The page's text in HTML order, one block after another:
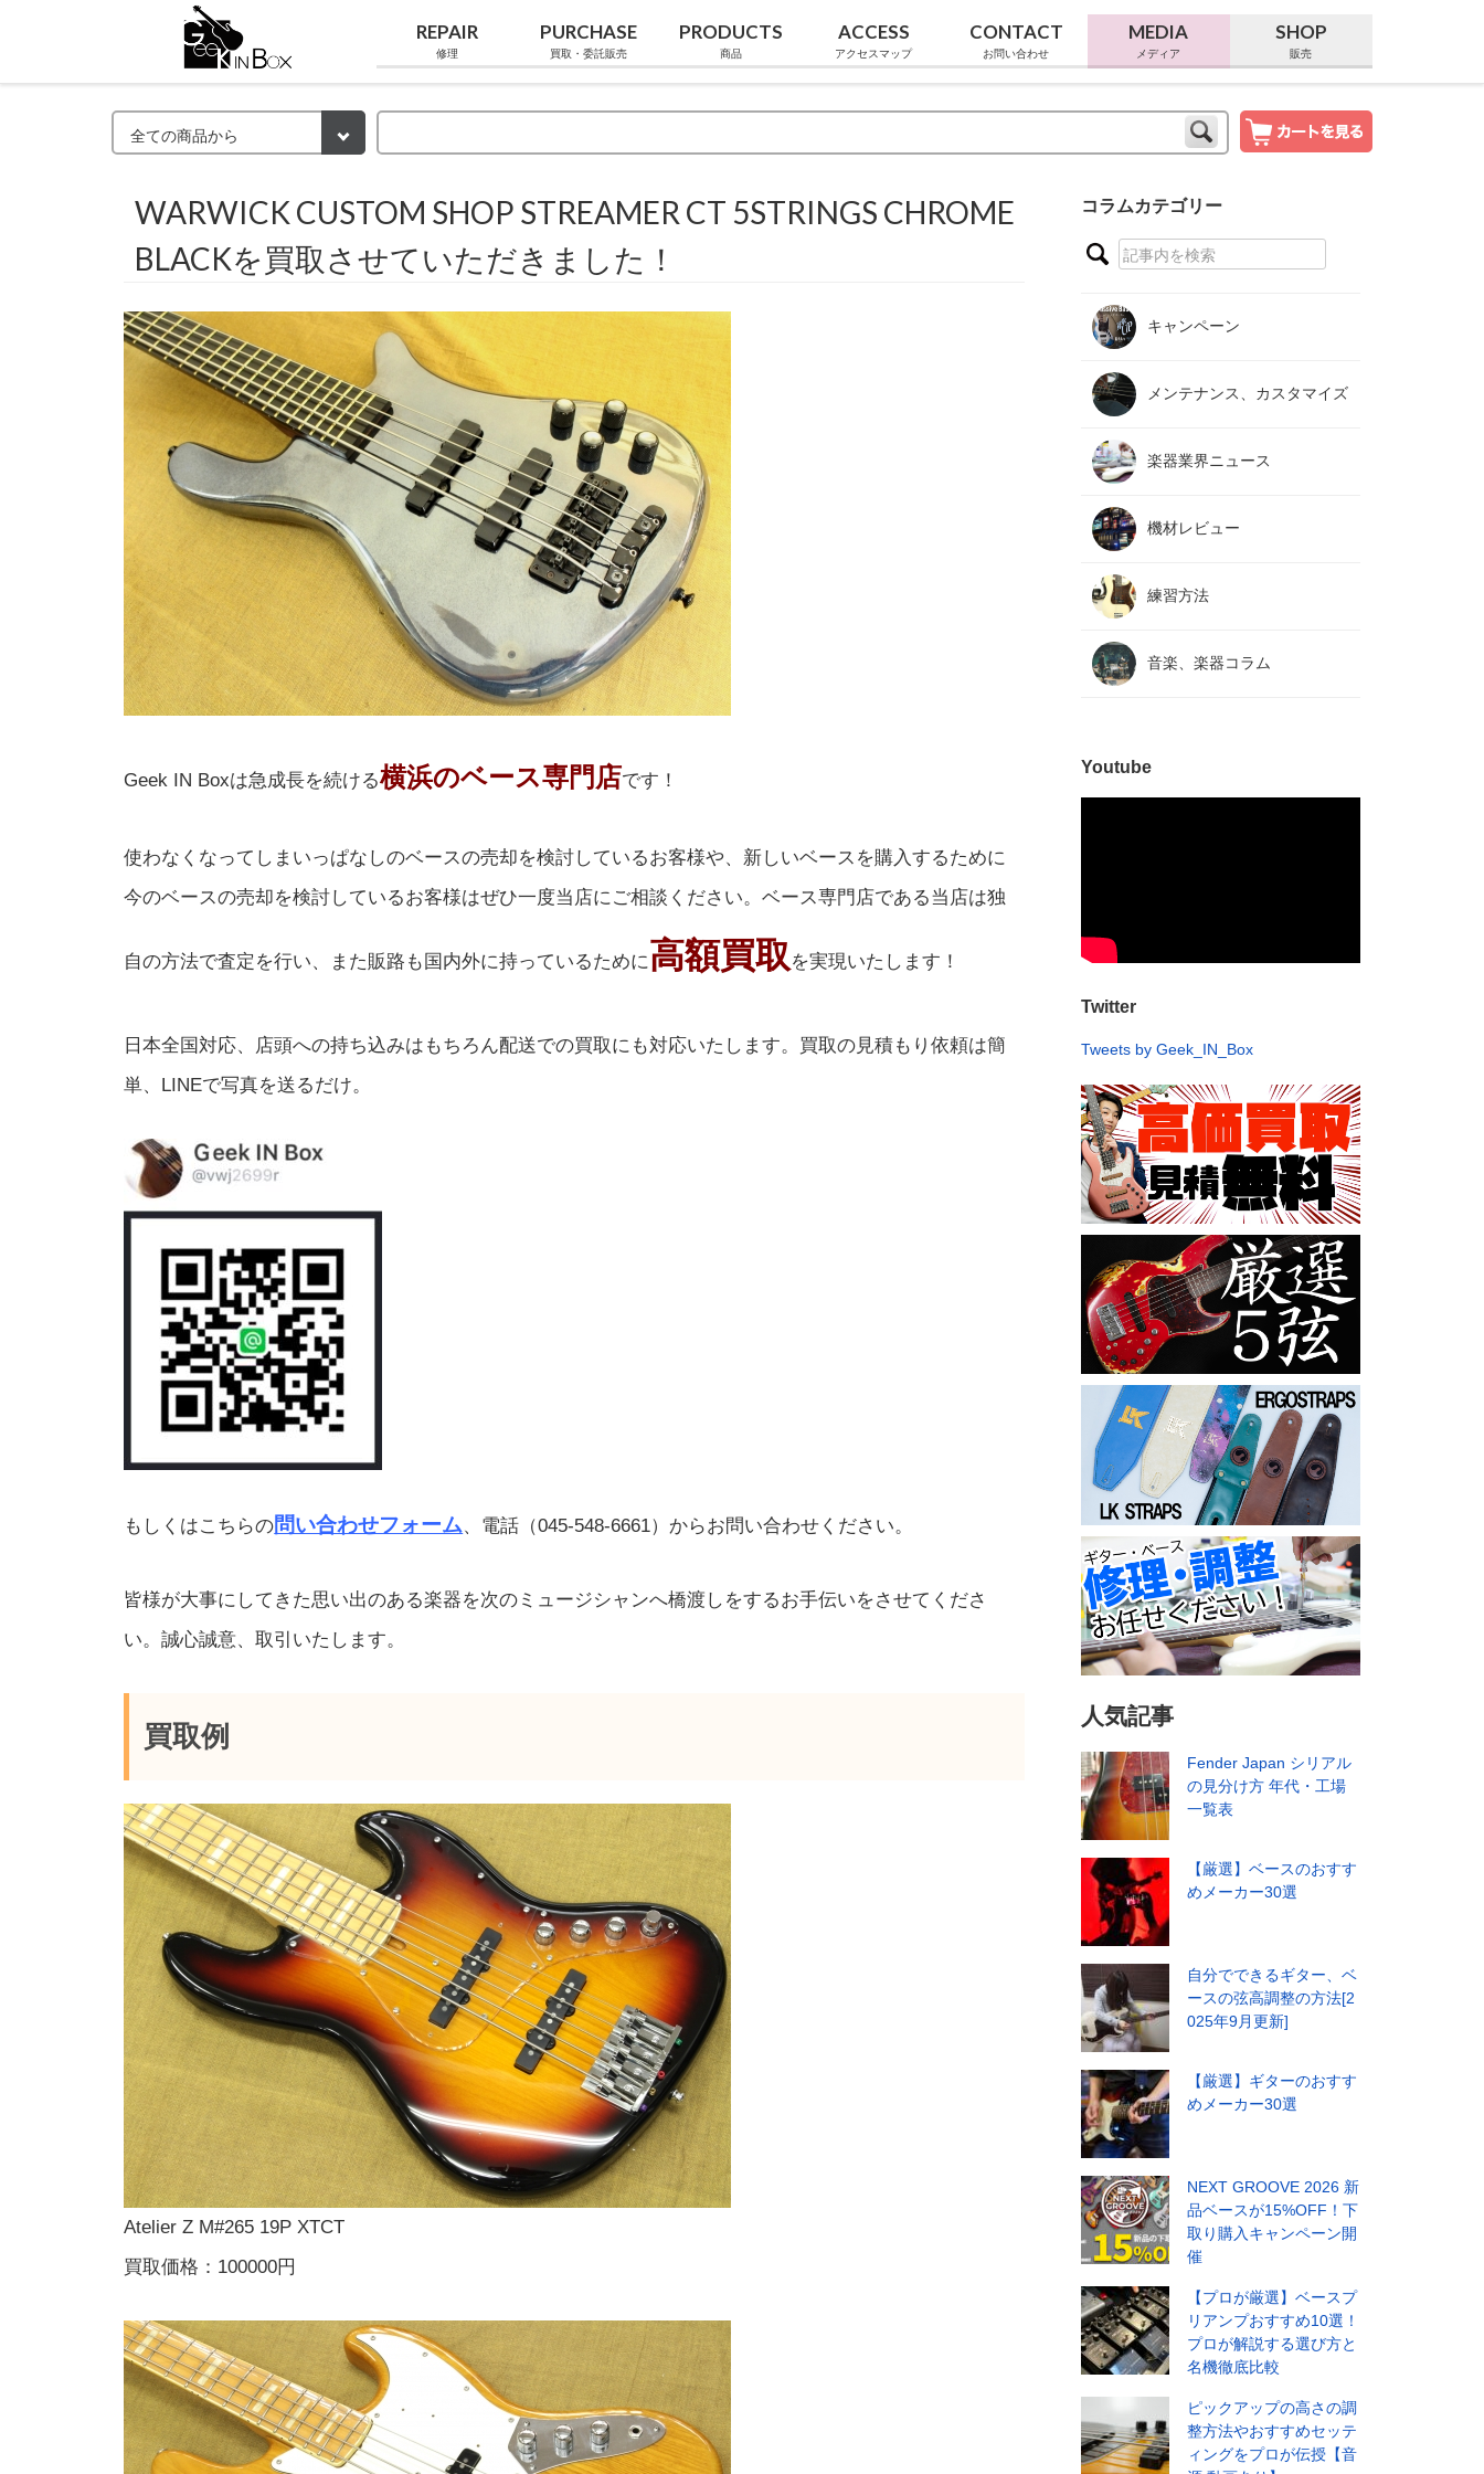
REPAIR
修理
PURCHASE
買取・委託販売
PRODUCTS
商品
ACCESS
アクセスマップ
CONTACT
お問い合わせ
MEDIA
メディア
SHOP
販売
WARWICK CUSTOM SHOP STREAMER CT 5STRINGS CHROME
BLACKを買取させていただきました！
Geek IN Boxは急成長を続ける横浜のベース専門店です！
使わなくなってしまいっぱなしのベースの売却を検討しているお客様や、新しいベースを購入するために
今のベースの売却を検討しているお客様はぜひ一度当店にご相談ください。ベース専門店である当店は独
自の方法で査定を行い、また販路も国内外に持っているために高額買取 を実現いたします！
日本全国対応、店頭への持ち込みはもちろん配送での買取にも対応いたします。買取の見積もり依頼は簡
単、LINEで写真を送るだけ。
もしくはこちらの問い合わせフォーム、電話（045-548-6661）からお問い合わせください。
皆様が大事にしてきた思い出のある楽器を次のミュージシャンへ橋渡しをするお手伝いをさせてくださ
い。誠心誠意、取引いたします。
買取例
Atelier Z M#265 19P XTCT
買取価格：100000円
コラムカテゴリー
キャンペーン
メンテナンス、カスタマイズ
楽器業界ニュース
機材レビュー
練習方法
音楽、楽器コラム
Youtube
Twitter
Tweets by Geek_IN_Box
人気記事
Fender Japan シリアル
の見分け方 年代・工場
一覧表
【厳選】ベースのおすす
めメーカー30選
自分でできるギター、ベ
ースの弦高調整の方法[2
025年9月更新]
【厳選】ギターのおすす
めメーカー30選
NEXT GROOVE 2026 新
品ベースが15%OFF！下
取り購入キャンペーン開
催
【プロが厳選】ベースプ
リアンプおすすめ10選！
プロが解説する選び方と
名機徹底比較
ピックアップの高さの調
整方法やおすすめセッテ
ィングをプロが伝授【音